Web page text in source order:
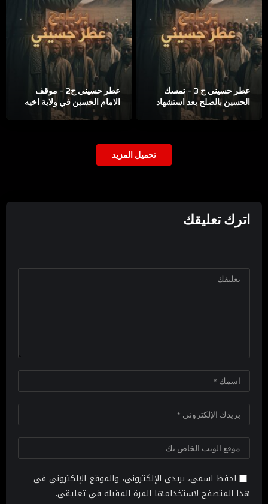
عطر حسيني ح 3 – تمسك
الحسين بالصلح بعد استشهاد
اخيه الحسن
عطر حسيني ح2 – موقف
الامام الحسين في ولاية اخيه
تحميل المزيد
اترك تعليقك
احفظ اسمي، بريدي الإلكتروني، والموقع الإلكتروني في
هذا المتصفح لاستخدامها المرة المقبلة في تعليقي.